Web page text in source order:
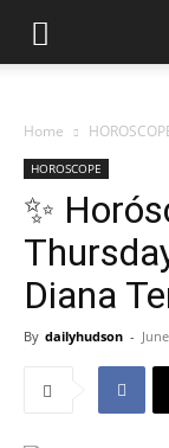
Home
HOROSCOPE
✨
Diana
By dailyhudson -